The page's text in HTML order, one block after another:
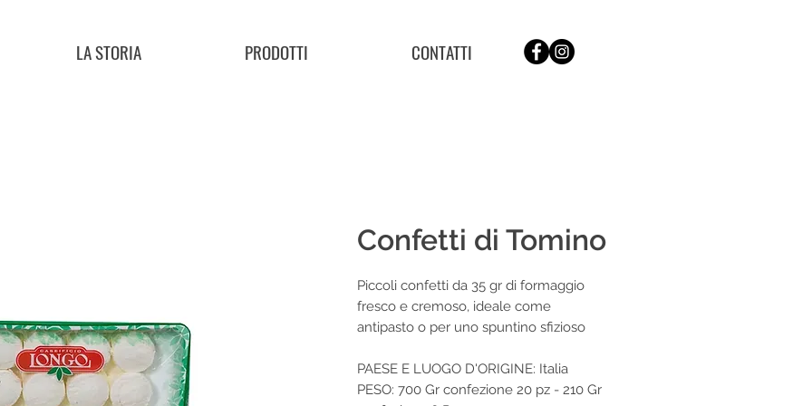
LA STORIA PRODOTTI CONTATTI
Confetti di Tomino
Piccoli confetti da 35 gr di formaggio
fresco e cremoso, ideale come
antipasto o per uno spuntino sfizioso
PAESE E LUOGO D'ORIGINE: Italia
PESO: 700 Gr confezione 20 pz - 210 Gr